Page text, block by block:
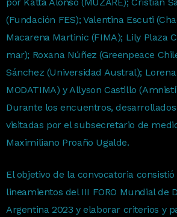
(Fundación FES); Valentina Escuti
Macarena Martinic (FIMA); Lily Plaza
mar); Roxana Núñez (Greenpeace
Sánchez (Universidad Austral);
MODATIMA) y Allyson Castillo
Durante los encuentros,
visitadas por el subsecretario de
Maximiliano Proaño Ugalde.
El objetivo de la convocatoria
lineamientos del III FORO Mundial de
Argentina 2023 y elaborar criterios y